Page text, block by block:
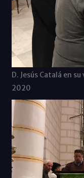
D. Jesús Catalá en
2020